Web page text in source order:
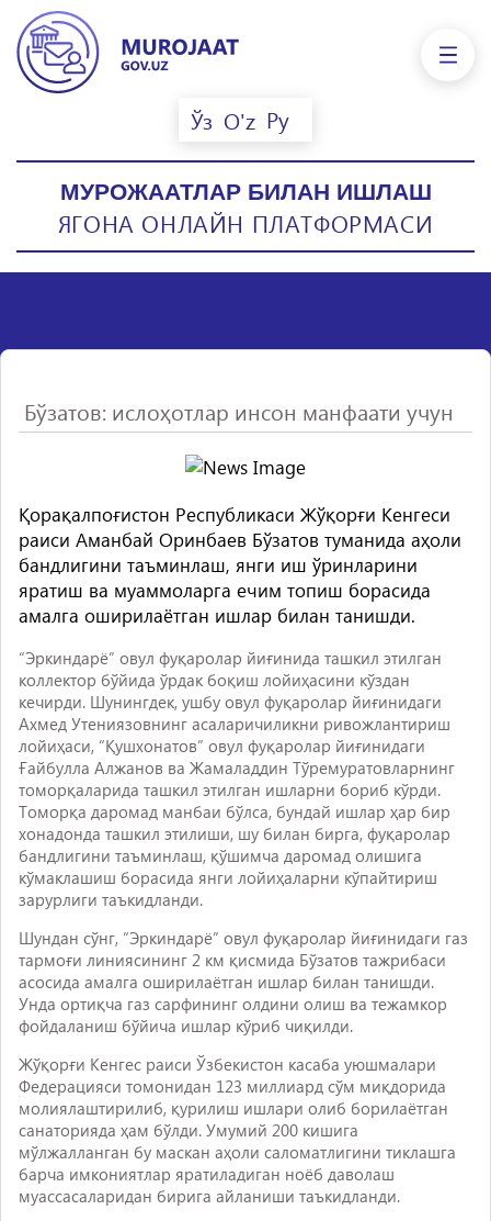
МУРОЖААТЛАР БИЛАН ИШЛАШ
ЯГОНА ОНЛАЙН ПЛАТФОРМАСИ
Ўз O'z Ру
Бўзатов: ислоҳотлар инсон манфаати учун
Қорақалпоғистон Республикаси Жўқорғи Кенгеси
раиси Аманбай Оринбаев Бўзатов туманида аҳоли
бандлигини таъминлаш, янги иш ўринларини
яратиш ва муаммоларга ечим топиш борасида
амалга оширилаётган ишлар билан танишди.
“Эркиндарё” овул фуқаролар йиғинида ташкил этилган
коллектор бўйида ўрдак боқиш лойиҳасини кўздан
кечирди. Шунингдек, ушбу овул фуқаролар йиғинидаги
Ахмед Утениязовнинг асаларичиликни ривожлантириш
лойиҳаси, “Қушхонатов” овул фуқаролар йиғинидаги
Ғайбулла Алжанов ва Жамаладдин Тўремуратовларнинг
томорқаларида ташкил этилган ишларни бориб кўрди.
Томорқа даромад манбаи бўлса, бундай ишлар ҳар бир
хонадонда ташкил этилиши, шу билан бирга, фуқаролар
бандлигини таъминлаш, қўшимча даромад олишига
кўмаклашиш борасида янги лойиҳаларни кўпайтириш
зарурлиги таъкидланди.
Шундан сўнг, “Эркиндарё” овул фуқаролар йиғинидаги газ
тармоғи линиясининг 2 км қисмида Бўзатов тажрибаси
асосида амалга оширилаётган ишлар билан танишди.
Унда ортиқча газ сарфининг олдини олиш ва тежамкор
фойдаланиш бўйича ишлар кўриб чиқилди.
Жўқорғи Кенгес раиси Ўзбекистон касаба уюшмалари
Федерацияси томонидан 123 миллиард сўм миқдорида
молиялаштирилиб, қурилиш ишлари олиб борилаётган
санаторияда ҳам бўлди. Умумий 200 кишига
мўлжалланган бу маскан аҳоли саломатлигини тиклашга
барча имкониятлар яратиладиган ноёб даволаш
муассасаларидан бирига айланиши таъкидланди.